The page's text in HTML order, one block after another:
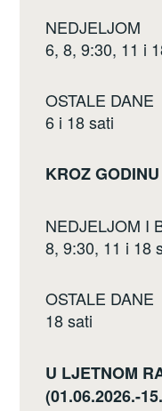
NEDJELJOM
6, 8, 9:30, 11 i
OSTALE DANE
6 i 18 sati
KROZ GODINU
NEDJELJOM I
8, 9:30, 11 i 18
OSTALE DANE
18 sati
U LJETNOM
(01.06.2026.-